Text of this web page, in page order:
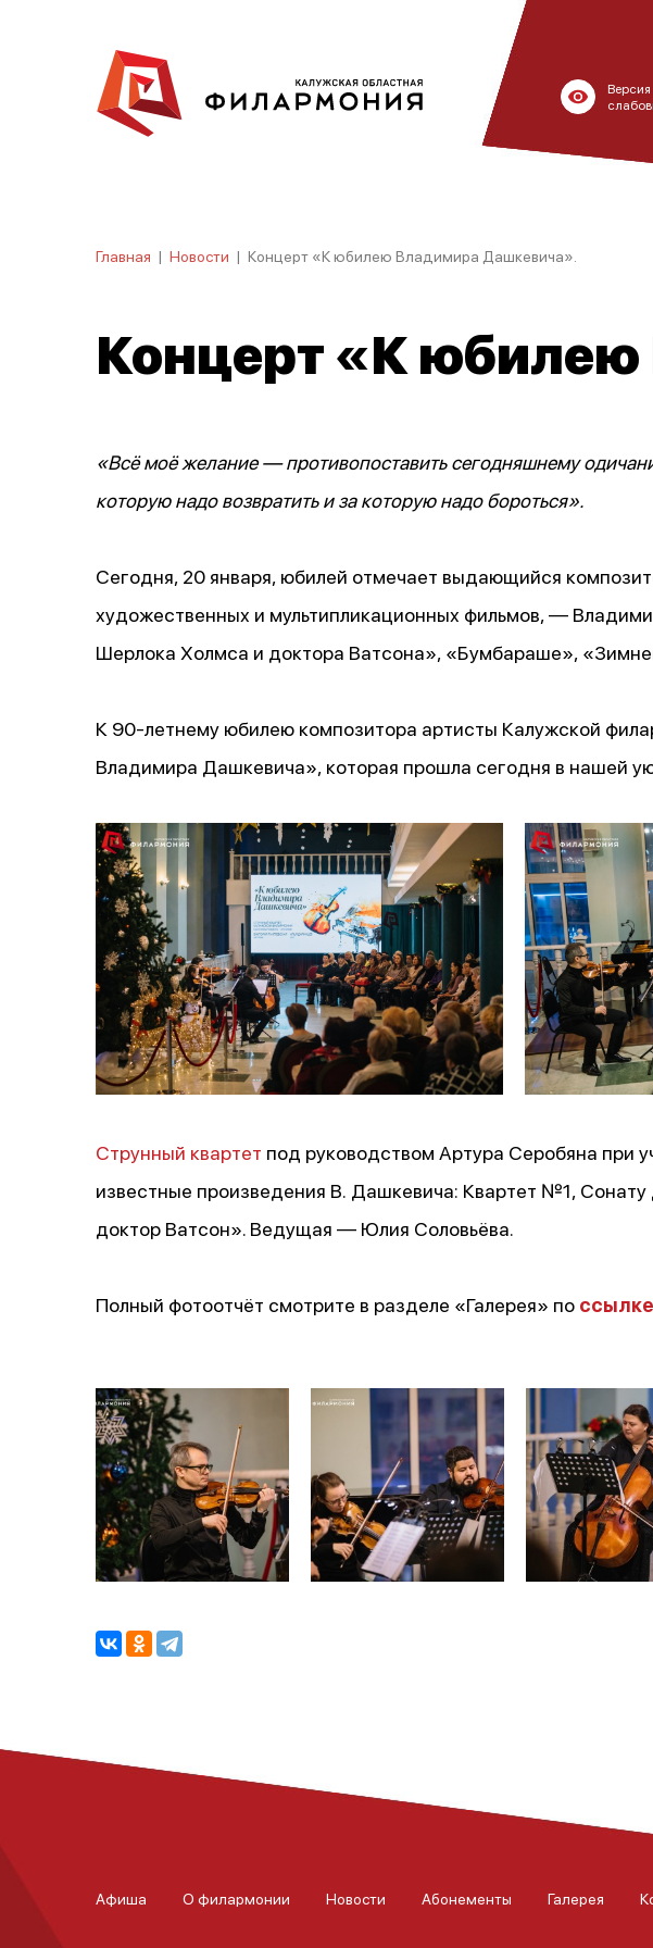
Версия
Главная | Новости | Концерт «К юбилею Владимира Дашкевича».
Концерт «К
«Всё моё желание — противопоставить сегодняшнему
которую надо возвратить и за которую надо бороться».
Сегодня, 20 января, юбилей отмечает выдающийся
художественных и мультипликационных фильмов, —
Шерлока Холмса и доктора Ватсона», «Бумбараше»,
К 90-летнему юбилею композитора артисты Калужской
Владимира Дашкевича», которая прошла сегодня в нашей
Струнный квартет под руководством Артура Серобяна при
известные произведения В. Дашкевича: Квартет №1,
доктор Ватсон». Ведущая — Юлия Соловьёва.
Полный фотоотчёт смотрите в разделе «Галерея» по ссылке
Афиша О филармонии Новости Абонементы Галерея